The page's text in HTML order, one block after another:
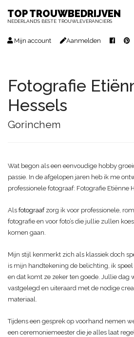
TOP TROUWBEDRIJVEN
NEDERLAND’S BESTE TROUWLEVERANCIERS
Mijn account Aanmelden
Fotografie
Hessels
Gorinchem
Wat begon als een eenvoudige hobby
passie. In de afgelopen jaren heb ik me
professionele fotograaf: Fotografie Etiënne
Als fotograafzorg ik voor professionele,
fotografie en voor foto’s die jullie zullen
komen gaan.
Mijn stijl kenmerkt zich als klassiek doch
is mijn handtekening de belichting, ik
en dat komt ze zeker ten goede. Jullie dag
vastgelegd en uiteraard met de nodige
materiaal.
Tijdens een gesprek op voorhand nemen
een ceremoniemeester die je alles laat